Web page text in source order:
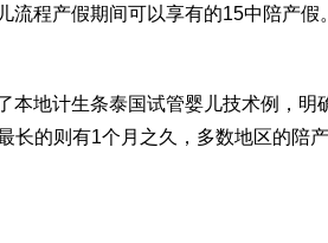
流程产假期间可以享有的15中陪产假
本地计生条泰国试管婴儿技术例，明
长的则有1个月之久，多数地区的陪